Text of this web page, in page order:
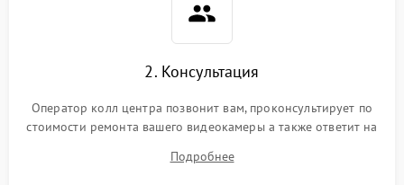
2. Консультация
Оператор колл центра позвонит вам, проконсультирует по
стоимости ремонта вашего видеокамеры а также ответит на
Подробнее